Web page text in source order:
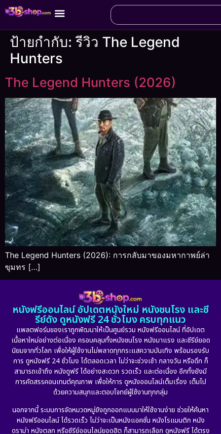
ป้ายกำกับ:รีวิว The Legend
Hunters
The Legend Hunters (2026)
The Legend Hunters (2026): การกลับมาของมหากาพย์ล่า
ขุมทร […]
หนังฟรีออนไลน์ อัปเดตหนังใหม่ หนังชนโรง และซี
รีย์ดัง ดูหนังฟรี 24 ชั่วโมง ครบทุกแนว
แพลตฟอร์มของเราถูกพัฒนาให้เป็นศูนย์รวม หนังฟรีออนไลน์ ที่อัปเดต
เนื้อหาใหม่อย่างต่อเนื่อง ครอบคลุมทั้งหนังชนโรง หนังมาแรง และซีรีย์ยอด
นิยมจากทั่วโลก เพื่อให้ผู้ใช้งานไม่พลาดทุกกระแสความบันเทิง พร้อมรองรับ
การ ดูหนังฟรี 24 ชั่วโมง ได้ตลอดเวลา ไม่ว่าจะช่วงเช้า กลางวัน หรือดึก ก็
สามารถเข้าถึง หนังดูฟรี ได้อย่างสะดวก รวดเร็ว และต่อเนื่อง อีกทั้งยังมี
การคัดสรรคอนเทนต์คุณภาพ เพื่อให้การ ดูหนังออนไลน์เต็มเรื่อง เต็มไป
ด้วยความสนุกและตอบโจทย์ผู้ใช้งานทุกกลุ่ม
นอกจากนี้ ระบบการจัดหมวดหมู่ยังถูกออกแบบมาให้ใช้งานง่าย ช่วยให้ค้นหา
หนังฟรีออนไลน์ ได้รวดเร็ว ไม่ว่าจะเป็นหนังแอคชั่น หนังโรแมนติก หนัง
ดราม่า หนังตลก หรือซีรีย์ออนไลน์ยอดฮิต ก็สามารถเลือก ดูหนังฟรี ได้ตรง